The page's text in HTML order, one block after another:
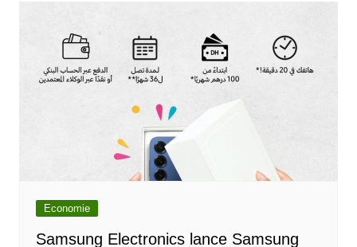
Economie
Samsung Electronics lance Samsung